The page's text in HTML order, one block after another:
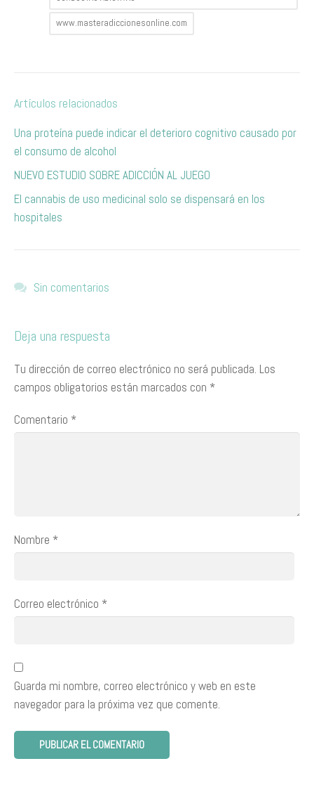
www.masteradiccionesonline.com
Artículos relacionados
Una proteína puede indicar el deterioro cognitivo causado por
el consumo de alcohol
NUEVO ESTUDIO SOBRE ADICCIÓN AL JUEGO
El cannabis de uso medicinal solo se dispensará en los
hospitales
Sin comentarios
Deja una respuesta
Tu dirección de correo electrónico no será publicada. Los
campos obligatorios están marcados con *
Comentario *
Nombre *
Correo electrónico *
Guarda mi nombre, correo electrónico y web en este
navegador para la próxima vez que comente.